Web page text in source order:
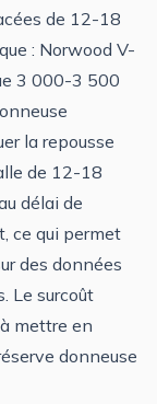
de 12-18
: Norwood V-
3 000-3 500
la repousse
de 12-18
délai de
ce qui permet
des données
Le surcoût
mettre en
donneuse